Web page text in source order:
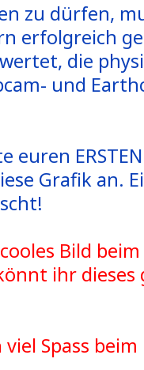
zu dürfen,
erfolgreich
die
und
euren
Grafik an.
Bild
ihr
Spass